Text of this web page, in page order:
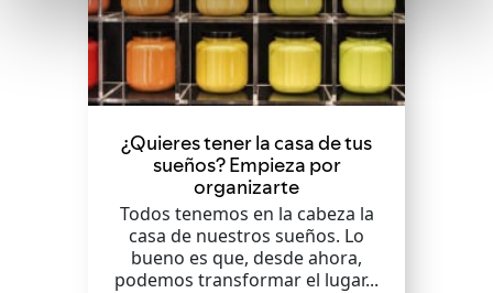
¿Quieres tener la casa de tus
sueños? Empieza por
organizarte
Todos tenemos en la cabeza la
casa de nuestros sueños. Lo
bueno es que, desde ahora,
podemos transformar el lugar...